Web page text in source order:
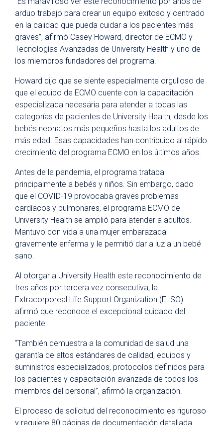
arduo trabajo para crear un equipo exitoso y centrado
en la calidad que pueda cuidar a los pacientes más
graves”, afirmó Casey Howard, director de ECMO y
Tecnologías Avanzadas de University Health y uno de
los miembros fundadores del programa.
Howard dijo que se siente especialmente orgulloso de
que el equipo de ECMO cuente con la capacitación
especializada necesaria para atender a todas las
categorías de pacientes de University Health, desde los
bebés neonatos más pequeños hasta los adultos de
más edad. Esas capacidades han contribuido al rápido
crecimiento del programa ECMO en los últimos años.
Antes de la pandemia, el programa trataba
principalmente a bebés y niños. Sin embargo, dado
que el COVID-19 provocaba graves problemas
cardíacos y pulmonares, el programa ECMO de
University Health se amplió para atender a adultos.
Mantuvo con vida a una mujer embarazada
gravemente enferma y le permitió dar a luz a un bebé
sano.
Al otorgar a University Health este reconocimiento de
tres años por tercera vez consecutiva, la
Extracorporeal Life Support Organization (ELSO)
afirmó que reconoce el excepcional cuidado del
paciente.
“También demuestra a la comunidad de salud una
garantía de altos estándares de calidad, equipos y
suministros especializados, protocolos definidos para
los pacientes y capacitación avanzada de todos los
miembros del personal”, afirmó la organización.
El proceso de solicitud del reconocimiento es riguroso
y requiere 80 páginas de documentación detallada